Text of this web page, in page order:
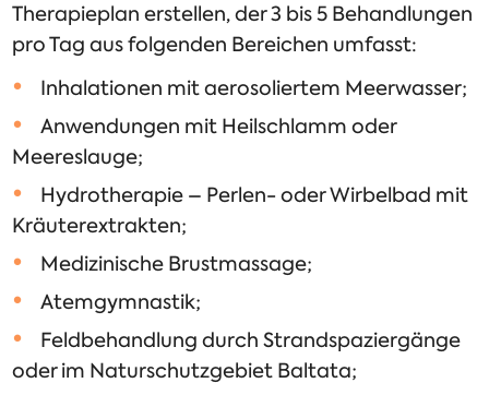
Therapieplan erstellen, der 3 bis 5 Behandlungen
pro Tag aus folgenden Bereichen umfasst:
Inhalationen mit aerosoliertem Meerwasser;
Anwendungen mit Heilschlamm oder
Meereslauge;
Hydrotherapie – Perlen- oder Wirbelbad mit
Kräuterextrakten;
Medizinische Brustmassage;
Atemgymnastik;
Feldbehandlung durch Strandspaziergänge
oder im Naturschutzgebiet Baltata;